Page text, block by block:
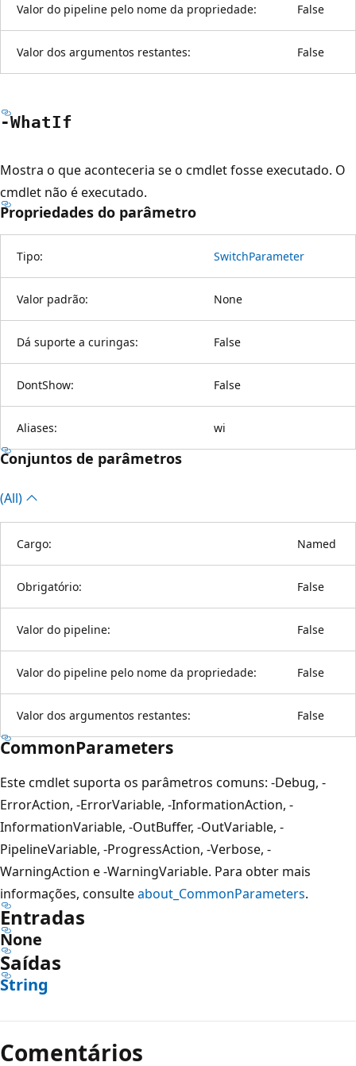
Valor do pipeline pelo nome da propriedade: False
Valor dos argumentos restantes: False
-WhatIf
Mostra o que aconteceria se o cmdlet fosse executado. O
cmdlet não é executado.
Propriedades do parâmetro
Tipo: SwitchParameter
Valor padrão: None
Dá suporte a curingas: False
DontShow: False
Aliases: wi
Conjuntos de parâmetros
(All)
Cargo: Named
Obrigatório: False
Valor do pipeline: False
Valor do pipeline pelo nome da propriedade: False
Valor dos argumentos restantes: False
CommonParameters
Este cmdlet suporta os parâmetros comuns: -Debug, -
ErrorAction, -ErrorVariable, -InformationAction, -
InformationVariable, -OutBuffer, -OutVariable, -
PipelineVariable, -ProgressAction, -Verbose, -
WarningAction e -WarningVariable. Para obter mais
informações, consulteabout_CommonParameters.
Entradas
None
Saídas
String
Comentários